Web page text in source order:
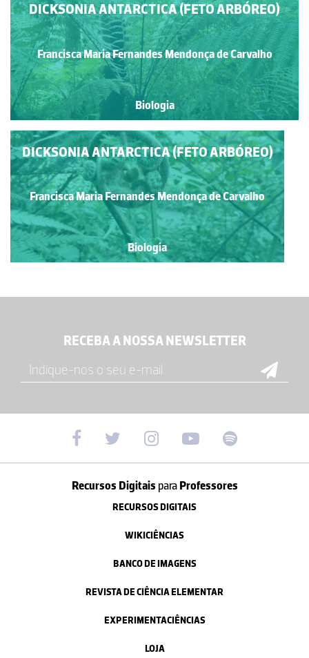
DICKSONIA ANTARCTICA (FETO ARBÓREO)
Francisca Maria Fernandes Mendonça de Carvalho
Biologia
DICKSONIA ANTARCTICA (FETO ARBÓREO)
Francisca Maria Fernandes Mendonça de Carvalho
Biologia
RECEBA A NOSSA NEWSLETTER
Recursos Digitais paraProfessores
RECURSOS DIGITAIS
WIKICIÊNCIAS
BANCO DE IMAGENS
REVISTA DE CIÊNCIA ELEMENTAR
EXPERIMENTACIÊNCIAS
LOJA